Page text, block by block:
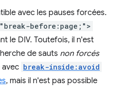
avec les pauses forcées.
before:page;">
le DIV. Toutefois, il n'est
de sauts non forcés
avec break-inside:avoid
, mais il n'est pas possible